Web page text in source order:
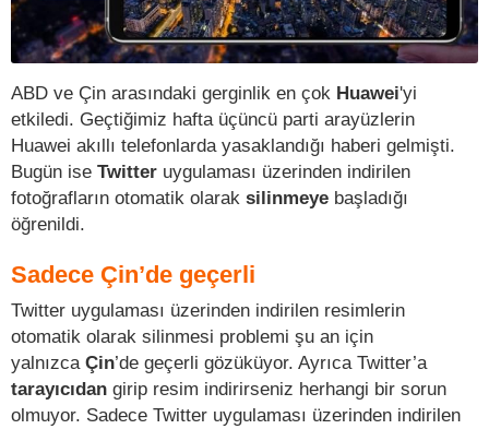
ABD ve Çin arasındaki gerginlik en çok Huawei'yi
etkiledi. Geçtiğimiz hafta üçüncü parti arayüzlerin
Huawei akıllı telefonlarda yasaklandığı haberi gelmişti.
Bugün ise Twitter uygulaması üzerinden indirilen
fotoğrafların otomatik olarak silinmeye başladığı
öğrenildi.
Sadece Çin’de geçerli
Twitter uygulaması üzerinden indirilen resimlerin
otomatik olarak silinmesi problemi şu an için
yalnızca Çin’de geçerli gözüküyor. Ayrıca Twitter’a
tarayıcıdan girip resim indirirseniz herhangi bir sorun
olmuyor. Sadece Twitter uygulaması üzerinden indirilen